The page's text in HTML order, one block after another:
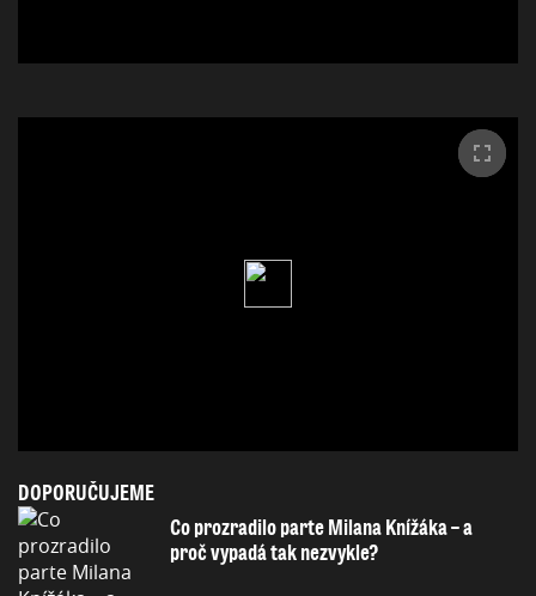
DOPORUČUJEME
Co prozradilo parte Milana Knížáka – a
proč vypadá tak nezvykle?